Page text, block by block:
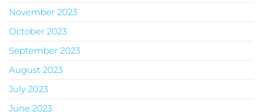
November 2023
October 2023
September 2023
August 2023
July 2023
June 2023